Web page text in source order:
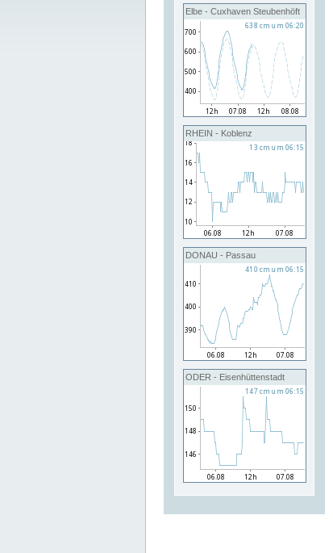
Elbe - Cuxhaven Steubenhöft
RHEIN - Koblenz
DONAU - Passau
ODER - Eisenhüttenstadt